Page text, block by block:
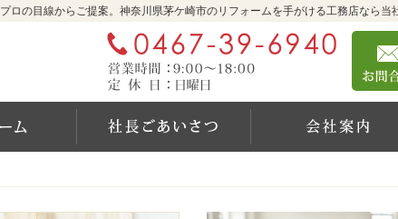
プロの目線からご提案。神奈川県茅ケ崎市のリフォームを手がける工務店なら当